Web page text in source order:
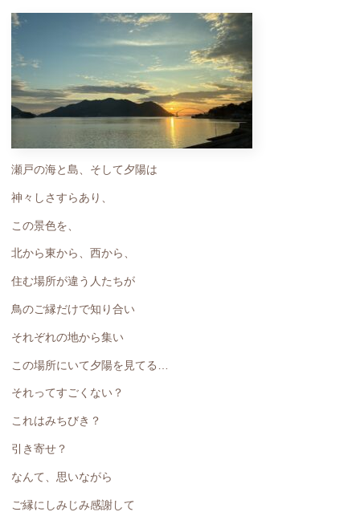
瀬戸の海と島、そして夕陽は
神々しさすらあり、
この景色を、
北から東から、西から、
住む場所が違う人たちが
鳥のご縁だけで知り合い
それぞれの地から集い
この場所にいて夕陽を見てる…
それってすごくない？
これはみちびき？
引き寄せ？
なんて、思いながら
ご縁にしみじみ感謝して